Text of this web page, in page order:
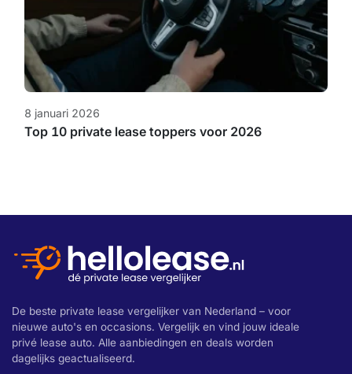
8 januari 2026
Top 10 private lease toppers voor 2026
De beste private lease vergelijker van Nederland – voor
nieuwe auto's en occasions. Vergelijk en vind jouw ideale
privé lease auto. Alle aanbiedingen en deals worden
dagelijks geactualiseerd.